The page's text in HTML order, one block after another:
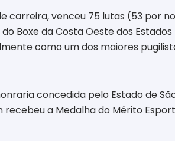
carreira, venceu 75 lutas (53 por
Boxe da Costa Oeste dos
como um dos maiores
concedida pelo Estado de
recebeu a Medalha do Mérito